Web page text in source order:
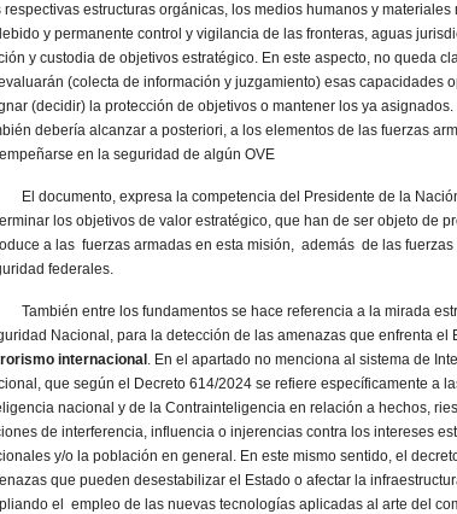
respectivas estructuras orgánicas, los medios humanos y materiales
y permanente control y vigilancia de las fronteras, aguas
y custodia de objetivos estratégico. En este aspecto, no queda
(colecta de información y juzgamiento) esas capacidades
(decidir) la protección de objetivos o mantener los ya
debería alcanzar a posteriori, a los elementos de las fuerzas
en la seguridad de algún OVE
documento, expresa la competencia del Presidente de la
los objetivos de valor estratégico, que han de ser objeto de
a las fuerzas armadas en esta misión, además de las fuerzas
federales.
entre los fundamentos se hace referencia a la mirada
Nacional, para la detección de las amenazas que enfrenta el
internacional . En el apartado no menciona al sistema de
que según el Decreto 614/2024 se refiere específicamente a
nacional y de la Contrainteligencia en relación a hechos,
de interferencia, influencia o injerencias contra los intereses
y/o la población en general. En este mismo sentido, el
que pueden desestabilizar el Estado o afectar la
el empleo de las nuevas tecnologías aplicadas al arte del